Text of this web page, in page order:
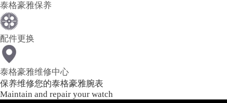
泰格豪雅保养
配件更换
泰格豪雅维修中心
保养维修您的泰格豪雅腕表
Maintain and repair your watch